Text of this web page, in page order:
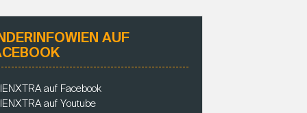
AUF
auf Facebook
auf Youtube